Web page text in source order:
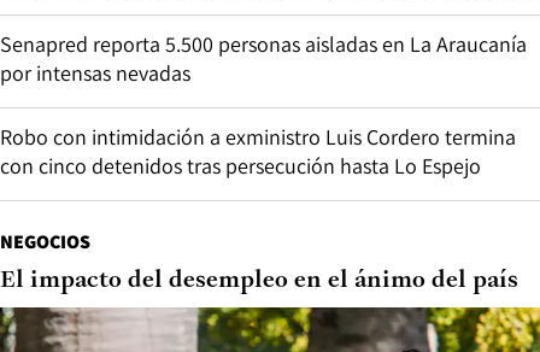
Senapred reporta 5.500 personas aisladas en La Araucanía
por intensas nevadas
Robo con intimidación a exministro Luis Cordero termina
con cinco detenidos tras persecución hasta Lo Espejo
NEGOCIOS
El impacto del desempleo en el ánimo del país